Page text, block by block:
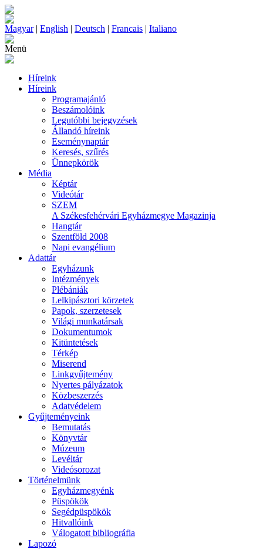
Magyar| English | Deutsch | Francais | Italiano
Menü
Híreink
Híreink
Programajánló
Beszámolóink
Legutóbbi bejegyzések
Állandó híreink
Eseménynaptár
Keresés, szűrés
Ünnepkörök
Média
Képtár
Videótár
SZEM
A Székesfehérvári Egyházmegye Magazinja
Hangtár
Szentföld 2008
Napi evangélium
Adattár
Egyházunk
Intézmények
Plébániák
Lelkipásztori körzetek
Papok, szerzetesek
Világi munkatársak
Dokumentumok
Kitüntetések
Térkép
Miserend
Linkgyűjtemény
Nyertes pályázatok
Közbeszerzés
Adatvédelem
Gyűjteményeink
Bemutatás
Könyvtár
Múzeum
Levéltár
Videósorozat
Történelmünk
Egyházmegyénk
Püspökök
Segédpüspökök
Hitvallóink
Válogatott bibliográfia
Lapozó